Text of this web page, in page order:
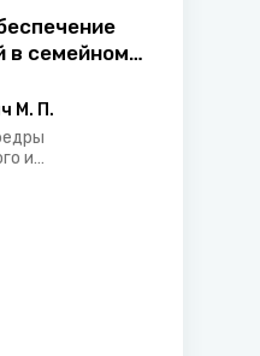
в семейном
М. П.
и